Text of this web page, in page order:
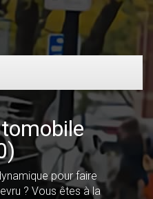
pour faire
? Vous êtes à la